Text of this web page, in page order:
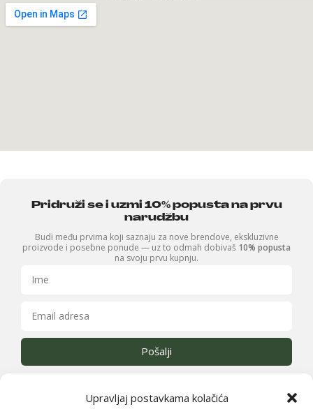
Upravljaj postavkama kolačića
Pridruži se i uzmi 10% popusta na prvu
narudžbu
Budi među prvima koji saznaju za nove brendove, ekskluzivne
proizvode i posebne ponude — uz to odmah dobivaš 10% popusta
na svoju prvu kupnju.
Pošalji